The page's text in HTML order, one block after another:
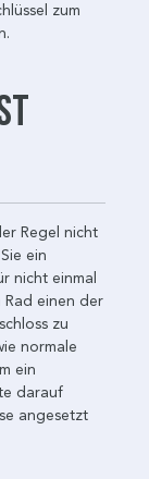
zum
Regel nicht
ein
nicht einmal
Rad einen der
zu
normale
ein
darauf
angesetzt